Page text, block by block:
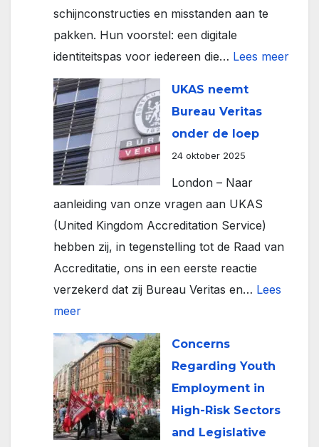
schijnconstructies en misstanden aan te
pakken. Hun voorstel: een digitale
identiteitspas voor iedereen die… Lees meer:
UKAS neemt
Bureau Veritas
onder de loep
24 oktober 2025
London – Naar
aanleiding van onze vragen aan UKAS
(United Kingdom Accreditation Service)
hebben zij, in tegenstelling tot de Raad van
Accreditatie, ons in een eerste reactie
verzekerd dat zij Bureau Veritas en… Lees
meer:
UKAS
neemt
Bureau
Veritas
onder
de
Concerns
Regarding Youth
Employment in
High-Risk Sectors
and Legislative